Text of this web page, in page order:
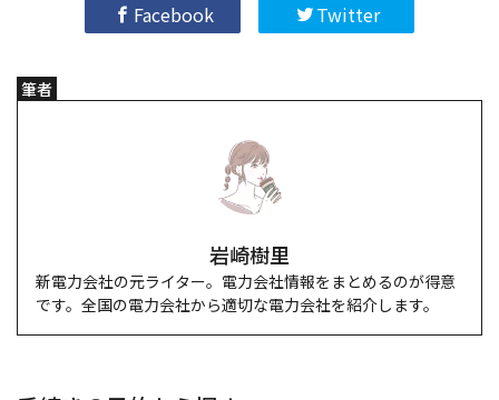
Facebook
Twitter
筆者
岩崎樹里
新電力会社の元ライター。電力会社情報をまとめるのが得意
です。全国の電力会社から適切な電力会社を紹介します。